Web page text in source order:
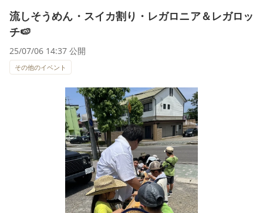
流しそうめん・スイカ割り・レガロニア＆レガロッ
チ🍉
25/07/06 14:37 公開
その他のイベント